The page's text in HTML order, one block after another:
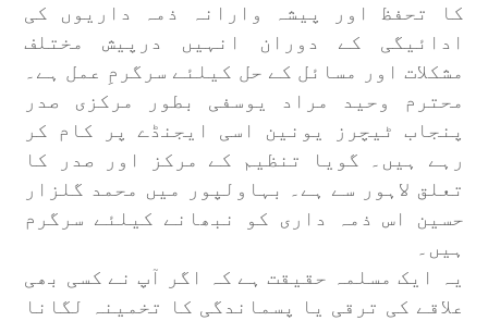
کا تحفظ اور پیشہ وارانہ ذمہ داریوں کی
ادائیگی کے دوران انہیں درپیش مختلف
مشکلات اور مسائل کے حل کیلئے سرگرمِ عمل ہے۔
محترم وحید مراد یوسفی بطور مرکزی صدر
پنجاب ٹیچرز یونین اسی ایجنڈے پر کام کر
رہے ہیں۔ گویا تنظیم کے مرکز اور صدر کا
تعلق لاہور سے ہے۔ بہاولپور میں محمد گلزار
حسین اس ذمہ داری کو نبھانے کیلئے سرگرم
ہیں۔
یہ ایک مسلمہ حقیقت ہے کہ اگر آپ نے کسی بھی
علاقے کی ترقی یا پسماندگی کا تخمینہ لگانا